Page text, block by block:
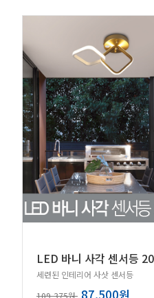
세련된 인테리어 사삿 센서등
87,500원